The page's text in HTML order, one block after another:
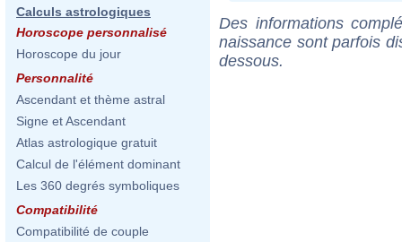
Calculs astrologiques
Horoscope personnalisé
Horoscope du jour
Personnalité
Ascendant et thème astral
Signe et Ascendant
Atlas astrologique gratuit
Calcul de l'élément dominant
Les 360 degrés symboliques
Compatibilité
Compatibilité de couple
Des informations
naissance sont parfois
dessous.